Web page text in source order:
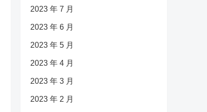
2023 年 7 月
2023 年 6 月
2023 年 5 月
2023 年 4 月
2023 年 3 月
2023 年 2 月